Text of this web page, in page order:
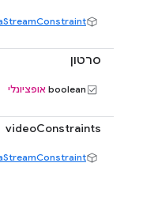
סרטון
boolean אופציונלי
videoConstraints